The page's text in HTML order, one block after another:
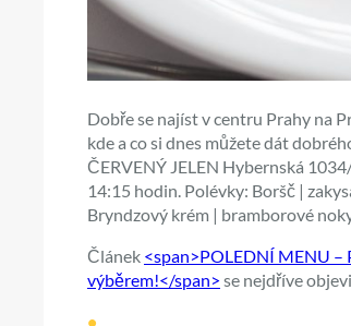
Dobře se najíst v centru Prahy na
kde a co si dnes můžete dát
ČERVENÝ JELEN Hybernská
14:15 hodin. Polévky: Boršč |
Bryndzový krém | bramborové
Článek <span>POLEDNÍ MENU –
výběrem!</span> se nejdříve
•